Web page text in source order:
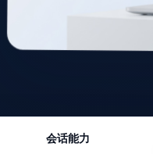
会话能力